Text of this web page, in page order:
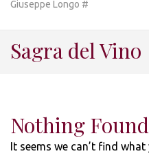
Giuseppe Longo #
Sagra del Vino
Nothing Found
It seems we can’t find